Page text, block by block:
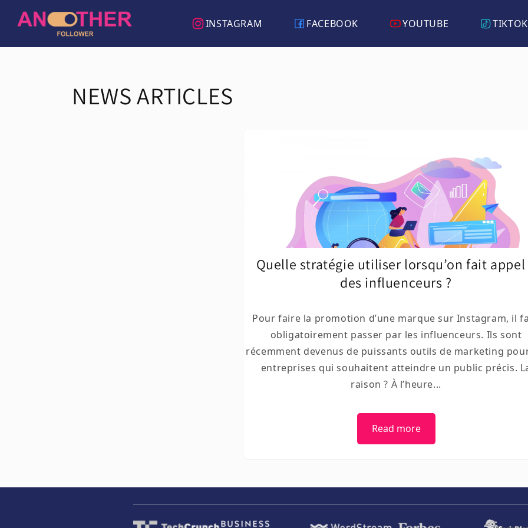
zum
Inhalt
INSTAGRAM FACEBOOK YOUTUBE TIKTOK
NEWS ARTICLES
Quelle stratégie utiliser lorsqu’on fait appel
des influenceurs ?
Pour faire la promotion d’une marque sur Instagram, il
obligatoirement passer par les influenceurs. Ils sont
récemment devenus de puissants outils de marketing
entreprises qui souhaitent atteindre un public précis.
raison ? À l’heure...
Read more